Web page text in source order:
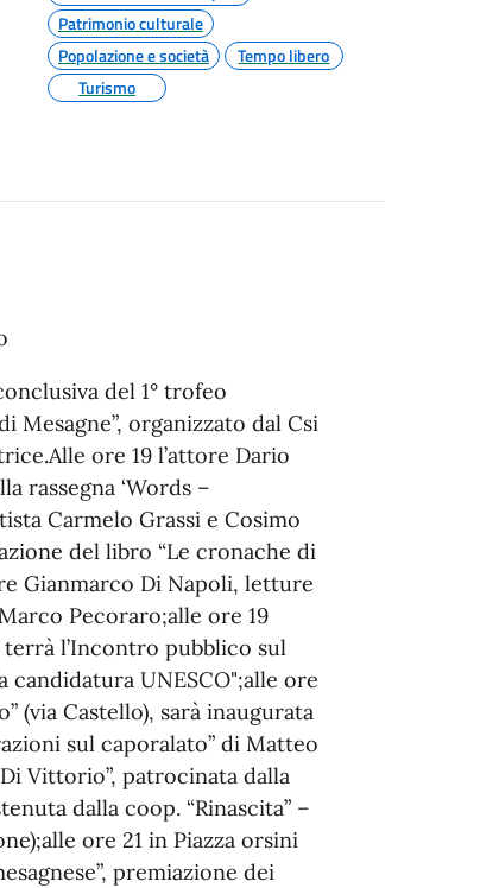
Patrimonio culturale
Popolazione e società
Tempo libero
Turismo
del 1° trofeo
Mesagne”, organizzato dal Csi
ore 19 l’attore Dario
rassegna ‘Words –
Carmelo Grassi e Cosimo
del libro “Le cronache di
Gianmarco Di Napoli, letture
Pecoraro;alle ore 19
l’Incontro pubblico sul
candidatura UNESCO";alle ore
(via Castello), sarà inaugurata
sul caporalato” di Matteo
Di Vittorio”, patrocinata dalla
dalla coop. “Rinascita” –
ore 21 in Piazza orsini
premiazione dei